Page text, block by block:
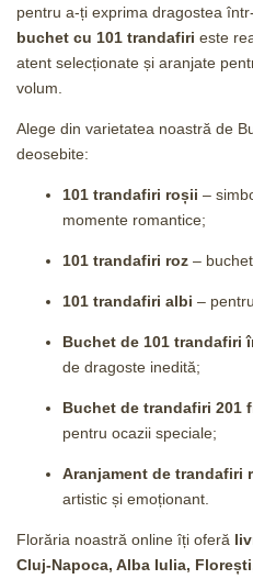
pentru a-ți exprima dragostea
buchet cu 101 trandafiri este
atent selecționate și aranjate
volum.
Alege din varietatea noastră de
deosebite:
101 trandafiri roșii –
momente romantice;
101 trandafiri roz –
101 trandafiri albi –
Buchet de 101 trandafiri
de dragoste inedită;
Buchet de trandafiri 201
pentru ocazii speciale;
Aranjament de trandafiri
artistic și emoționant.
Florăria noastră online îți oferă
Cluj-Napoca, Alba Iulia,